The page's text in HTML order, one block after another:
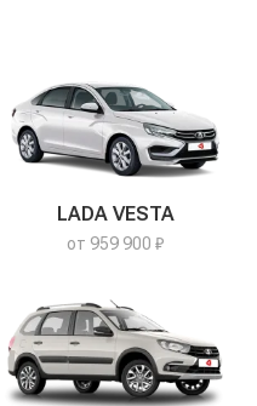
LADA VESTA
от 959 900 ₽